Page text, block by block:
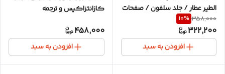
الطیر عطار / جلد سلفون / صفحات
مصور رنگی / برای گروه سنی
کودک و نوجوان
358,000
10%
322,200
افزودن به سبد
کازانتزاکیس و ترجمه
آتیسا / جلد سخت
458,000
افزودن به سبد